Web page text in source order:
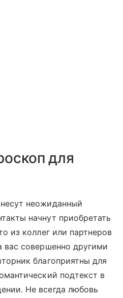
для
неожиданный
начнут приобретать
из коллег или партнеров
вас совершенно другими
благоприятны для
подтекст в
Не всегда любовь